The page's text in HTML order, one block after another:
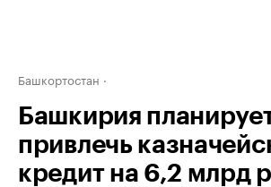
Башкортостан
Башкирия
привлечь
кредит на 6,2 млрд